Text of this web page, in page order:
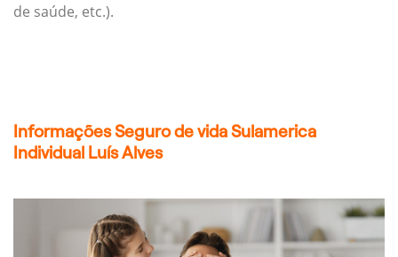
de saúde, etc.).
Informações Seguro de vida Sulamerica
Individual Luís Alves